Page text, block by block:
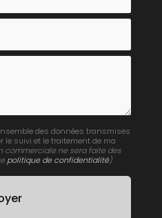
des données transmises
le suivi et le traitement de ma
commerciale ne sera faite des
politique de confidentialité)